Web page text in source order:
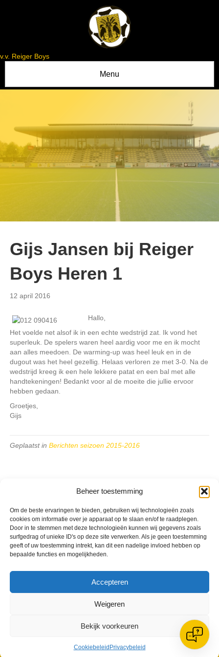
Beheer toestemming
Om de beste ervaringen te bieden, gebruiken wij technologieën zoals
cookies om informatie over je apparaat op te slaan en/of te raadplegen.
Door in te stemmen met deze technologieën kunnen wij gegevens zoals
surfgedrag of unieke ID's op deze site verwerken. Als je geen toestemming
geeft of uw toestemming intrekt, kan dit een nadelige invloed hebben op
bepaalde functies en mogelijkheden.
Accepteren
Weigeren
Bekijk voorkeuren
Cookiebeleid Privacybeleid
v.v. Reiger Boys
Menu
Gijs Jansen bij Reiger
Boys Heren 1
12 april 2016
Hallo,
Het voelde net alsof ik in een echte wedstrijd zat. Ik vond het
superleuk. De spelers waren heel aardig voor me en ik mocht
aan alles meedoen. De warming-up was heel leuk en in de
dugout was het heel gezellig. Helaas verloren ze met 3-0. Na de
wedstrijd kreeg ik een hele lekkere patat en een bal met alle
handtekeningen! Bedankt voor al de moeite die jullie ervoor
hebben gedaan.
Groetjes,
Gijs
Geplaatst in Berichten seizoen 2015-2016
VV Reiger Boys
De Wending, Lotte Beesedijk 1
1705 NA Heerhugowaard
Google maps route
Reglementen
Privacybeleid